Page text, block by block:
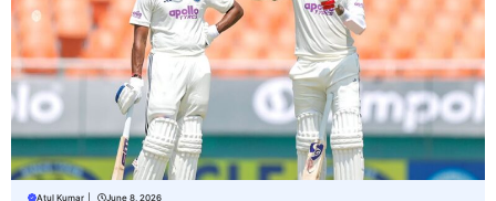
Atul Kumar June 8, 2026